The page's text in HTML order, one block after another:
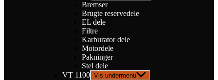
Bremser
Brugte reservedele
EL dele
Filtre
Karburator dele
Motordele
Pakninger
Stel dele
VT 1100 Vis undermenu